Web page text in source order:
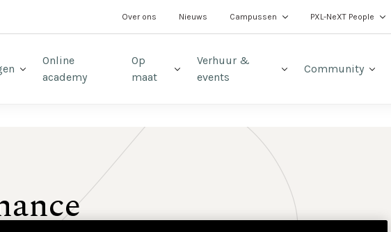
Over ons Nieuws Campussen PXL-NeXT People
Online
academy
Op
maat
Verhuur &
events
Community